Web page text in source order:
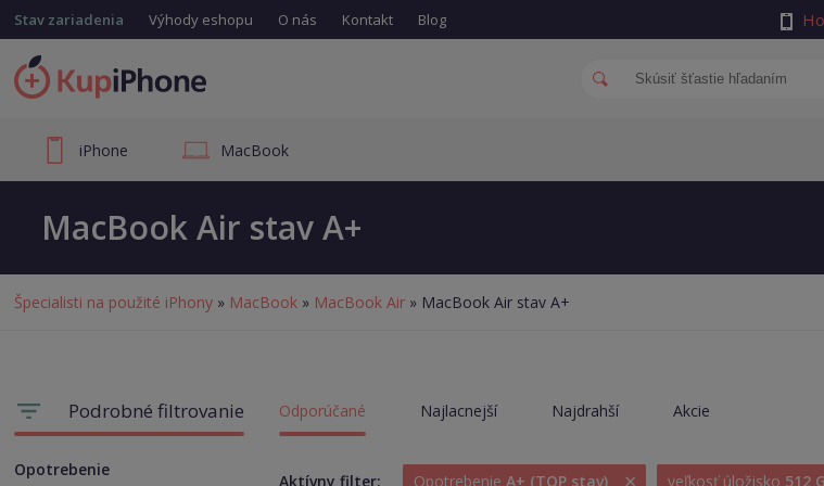
Stav zariadenia Výhody eshopu O nás Kontakt Blog
iPhone MacBook
MacBook Air stav A+
Špecialisti na použité iPhony » MacBook » MacBook Air » MacBook Air stav A+
Podrobné filtrovanie
Opotrebenie
Odporúčané Najlacnejší Najdrahší Akcie
Aktívny filter: OpotrebenieA+ (TOP stav) veľkosť úložisko 512